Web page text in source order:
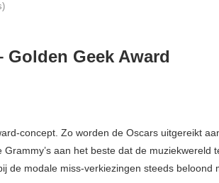
Golden Geek Award
concept. Zo worden de Oscars uitgereikt
aan het beste dat de muziekwereld
de modale miss-verkiezingen steeds beloond